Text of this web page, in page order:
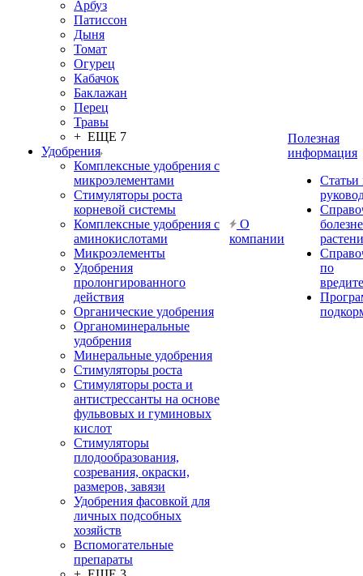
Арбуз
Патиссон
Дыня
Томат
Огурец
Кабачок
Баклажан
Перец
Травы
+ ЕЩЕ 7
Удобрения
Комплексные удобрения с
микроэлементами
Стимуляторы роста
корневой системы
Комплексные удобрения с
аминокислотами
Микроэлементы
Удобрения
пролонгированного
действия
Органические удобрения
Органоминеральные
удобрения
Минеральные удобрения
Стимуляторы роста
Стимуляторы роста и
антистрессанты на основе
фульвовых и гуминовых
кислот
Стимуляторы
плодообразования,
созревания, окраски,
размеров, завязи
Удобрения фасовкой для
личных подсобных
хозяйств
Вспомогательные
препараты
О
компании
Полезная
информация
Статьи
по